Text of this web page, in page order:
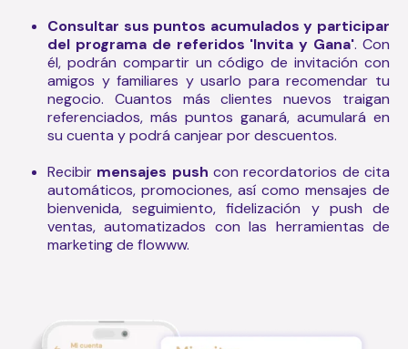
Consultar sus puntos acumulados y participar
del programa de referidos 'Invita y Gana'. Con
él, podrán compartir un código de invitación con
amigos y familiares y usarlo para recomendar tu
negocio. Cuantos más clientes nuevos traigan
referenciados, más puntos ganará, acumulará en
su cuenta y podrá canjear por descuentos.
Recibir mensajes push con recordatorios de cita
automáticos, promociones, así como mensajes de
bienvenida, seguimiento, fidelización y push de
ventas, automatizados con las herramientas de
marketing de flowww.